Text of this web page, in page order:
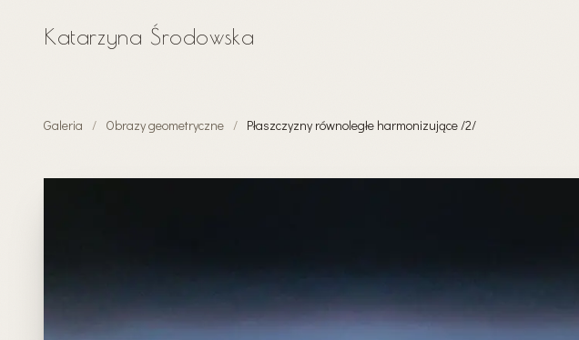
Katarzyna Środowska
Galeria / Obrazy geometryczne / Płaszczyzny równoległe harmonizujące /2/